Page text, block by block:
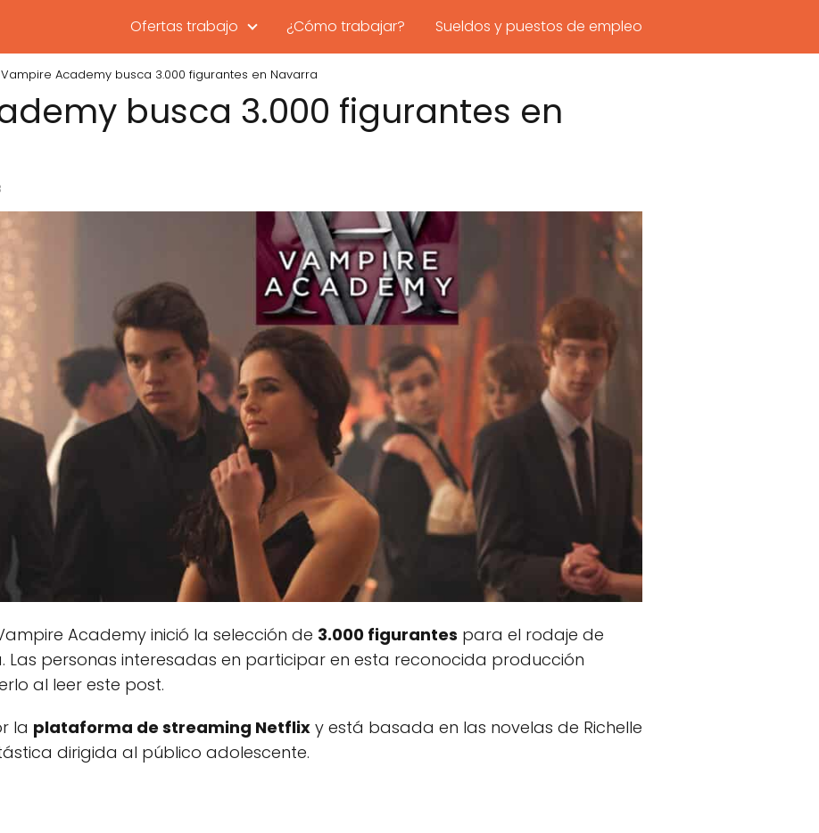
Ofertas trabajo ¿Cómo trabajar? Sueldos y puestos de empleo
Vampire Academy busca 3.000 figurantes en Navarra
busca 3.000 figurantes en
Academy inició la selección de 3.000 figurantes para el rodaje de
Las personas interesadas en participar en esta reconocida producción
al leer este post.
la plataforma de streaming Netflix y está basada en las novelas de Richelle
dirigida al público adolescente.